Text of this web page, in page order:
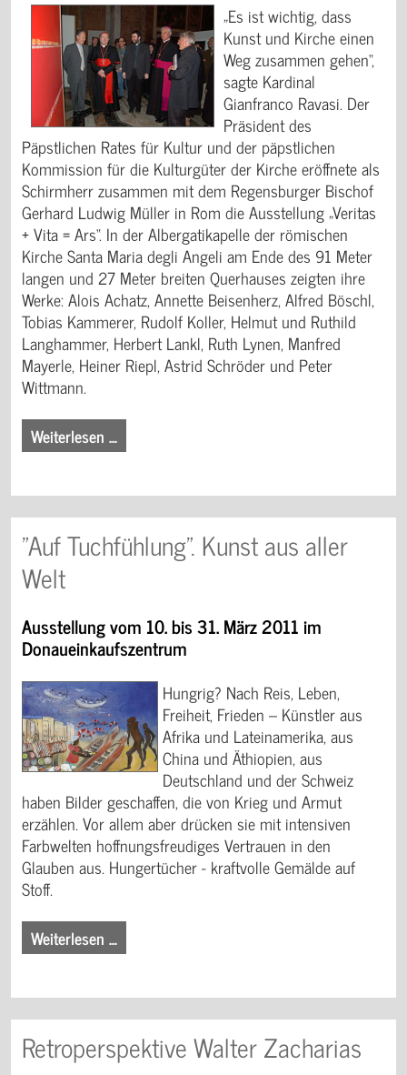
„Es ist wichtig, dass
Kunst und Kirche einen
Weg zusammen gehen“,
sagte Kardinal
Gianfranco Ravasi. Der
Präsident des
Päpstlichen Rates für Kultur und der päpstlichen
Kommission für die Kulturgüter der Kirche eröffnete als
Schirmherr zusammen mit dem Regensburger Bischof
Gerhard Ludwig Müller in Rom die Ausstellung „Veritas
+ Vita = Ars“. In der Albergatikapelle der römischen
Kirche Santa Maria degli Angeli am Ende des 91 Meter
langen und 27 Meter breiten Querhauses zeigten ihre
Werke: Alois Achatz, Annette Beisenherz, Alfred Böschl,
Tobias Kammerer, Rudolf Koller, Helmut und Ruthild
Langhammer, Herbert Lankl, Ruth Lynen, Manfred
Mayerle, Heiner Riepl, Astrid Schröder und Peter
Wittmann.
Weiterlesen …
"Auf Tuchfühlung". Kunst aus aller
Welt
Ausstellung vom 10. bis 31. März 2011 im
Donaueinkaufszentrum
Hungrig? Nach Reis, Leben,
Freiheit, Frieden – Künstler aus
Afrika und Lateinamerika, aus
China und Äthiopien, aus
Deutschland und der Schweiz
haben Bilder geschaffen, die von Krieg und Armut
erzählen. Vor allem aber drücken sie mit intensiven
Farbwelten hoffnungsfreudiges Vertrauen in den
Glauben aus. Hungertücher - kraftvolle Gemälde auf
Stoff.
Weiterlesen …
Retroperspektive Walter Zacharias